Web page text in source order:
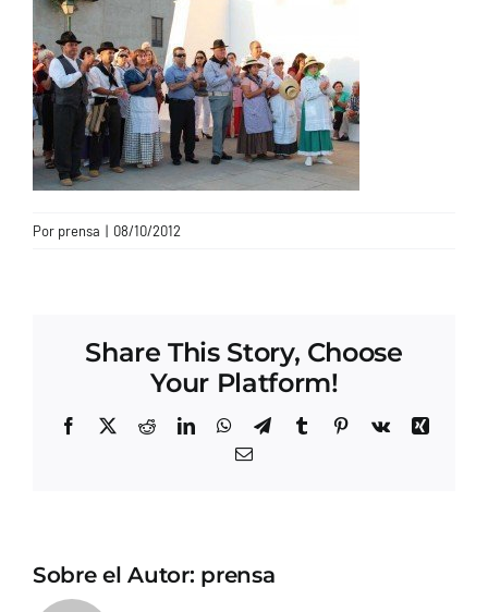
CONTACTO
Por prensa | 08/10/2012
Share This Story, Choose
Your Platform!
Facebook
X RedditLinkedInWhatsApp
TelegramTumblrPinterest
Vk
Xing
Correo
Sobre el Autor: prensa